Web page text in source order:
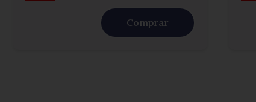
Comprar